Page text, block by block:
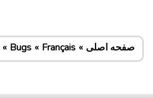
صفحه اصلی Français
Bugs